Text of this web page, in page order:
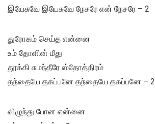
இயேசுவே இயேசுவே நேசரே என் நேசரே – 2
துரோகம் செய்த என்னை
உம் தோளின் மீது
தூக்கி சுமந்தீரே ஸ்தோத்திரம்
தந்தையே தகப்பனே தந்தையே தகப்பனே – 2
விழுந்து போன என்னை